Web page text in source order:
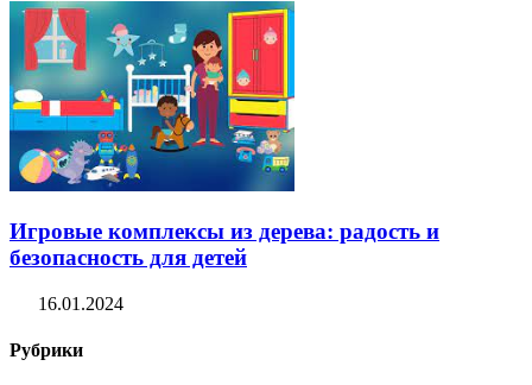
Игровые комплексы из дерева: радость и
безопасность для детей
16.01.2024
Рубрики